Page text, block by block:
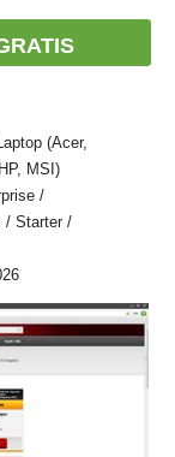
(Acer,
MSI)
/
/ Starter /